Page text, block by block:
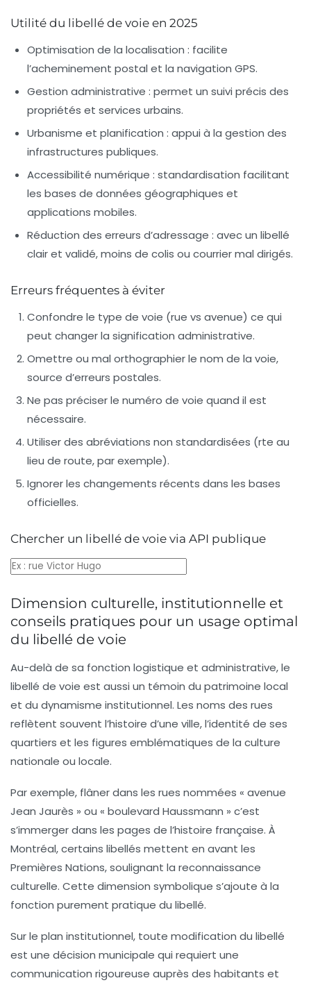
Utilité du libellé de voie en 2025
Optimisation de la localisation : facilite
l’acheminement postal et la navigation GPS.
Gestion administrative : permet un suivi précis des
propriétés et services urbains.
Urbanisme et planification : appui à la gestion des
infrastructures publiques.
Accessibilité numérique : standardisation facilitant
les bases de données géographiques et
applications mobiles.
Réduction des erreurs d’adressage : avec un libellé
clair et validé, moins de colis ou courrier mal dirigés.
Erreurs fréquentes à éviter
Confondre le type de voie (rue vs avenue) ce qui
peut changer la signification administrative.
Omettre ou mal orthographier le nom de la voie,
source d’erreurs postales.
Ne pas préciser le numéro de voie quand il est
nécessaire.
Utiliser des abréviations non standardisées (rte au
lieu de route, par exemple).
Ignorer les changements récents dans les bases
officielles.
Chercher un libellé de voie via API publique
Dimension culturelle, institutionnelle et
conseils pratiques pour un usage optimal
du libellé de voie
Au-delà de sa fonction logistique et administrative, le
libellé de voie est aussi un témoin du patrimoine local
et du dynamisme institutionnel. Les noms des rues
reflètent souvent l’histoire d’une ville, l’identité de ses
quartiers et les figures emblématiques de la culture
nationale ou locale.
Par exemple, flâner dans les rues nommées « avenue
Jean Jaurès » ou « boulevard Haussmann » c’est
s’immerger dans les pages de l’histoire française. À
Montréal, certains libellés mettent en avant les
Premières Nations, soulignant la reconnaissance
culturelle. Cette dimension symbolique s’ajoute à la
fonction purement pratique du libellé.
Sur le plan institutionnel, toute modification du libellé
est une décision municipale qui requiert une
communication rigoureuse auprès des habitants et